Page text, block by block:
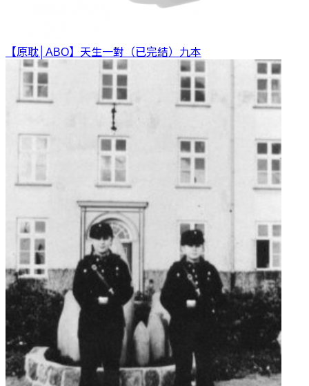
【原耽│ABO】天生一對（已完結） 九本